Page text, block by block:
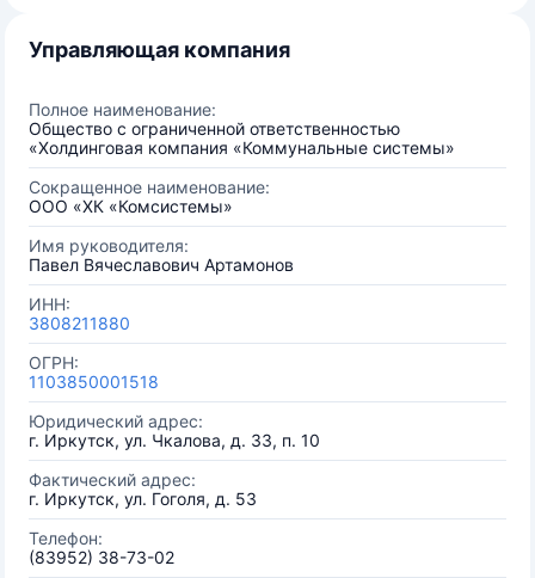
Управляющая компания
Полное наименование:
Общество с ограниченной ответственностью
«Холдинговая компания «Коммунальные системы»
Сокращенное наименование:
ООО «ХК «Комсистемы»
Имя руководителя:
Павел Вячеславович Артамонов
ИНН:
3808211880
ОГРН:
1103850001518
Юридический адрес:
г. Иркутск, ул. Чкалова, д. 33, п. 10
Фактический адрес:
г. Иркутск, ул. Гоголя, д. 53
Телефон:
(83952) 38-73-02